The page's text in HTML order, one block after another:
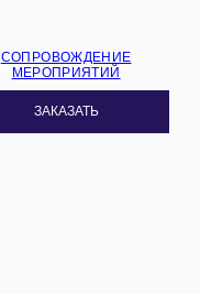
СОПРОВОЖДЕНИЕ
МЕРОПРИЯТИЙ
ЗАКАЗАТЬ